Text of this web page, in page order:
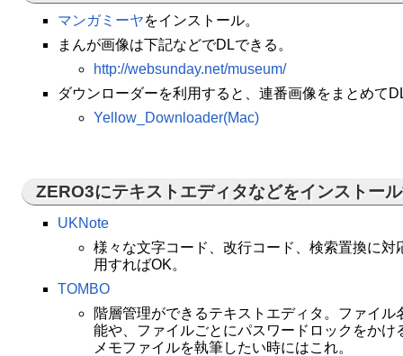
マンガミーヤをインストール。
まんが画像は下記などでDLできる。
http://websunday.net/museum/
ダウンローダーを利用すると、連番画像をまとめて
Yellow_Downloader(Mac)
ZERO3にテキストエディタなどをインストー
UKNote
様々な文字コード、改行コード、検索置換に対
用すればOK。
TOMBO
階層管理ができるテキストエディタ。ファイル
能や、ファイルごとにパスワードロックをかけ
メモファイルを執筆したい時にはこれ。